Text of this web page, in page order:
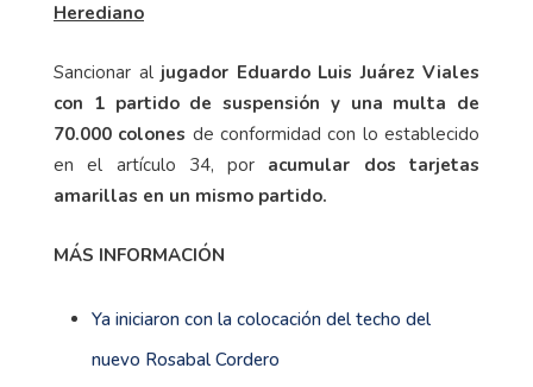
Herediano
Sancionar aljugador Eduardo Luis Juárez Viales
con 1 partido de suspensión y una multa de
70.000 colones de conformidad con lo establecido
en el artículo 34, por acumular dos tarjetas
amarillas en un mismo partido.
MÁS INFORMACIÓN
Ya iniciaron con la colocación del techo del
nuevo Rosabal Cordero